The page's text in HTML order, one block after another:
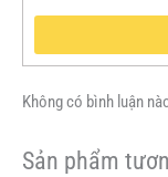
Không có bình luận
Sản phẩm